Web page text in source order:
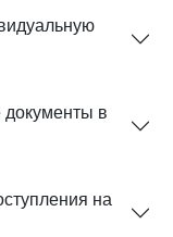
в
на